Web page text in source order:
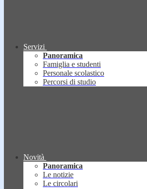
Servizi
Panoramica
Famiglia e studenti
Personale scolastico
Percorsi di studio
Novità
Panoramica
Le notizie
Le circolari